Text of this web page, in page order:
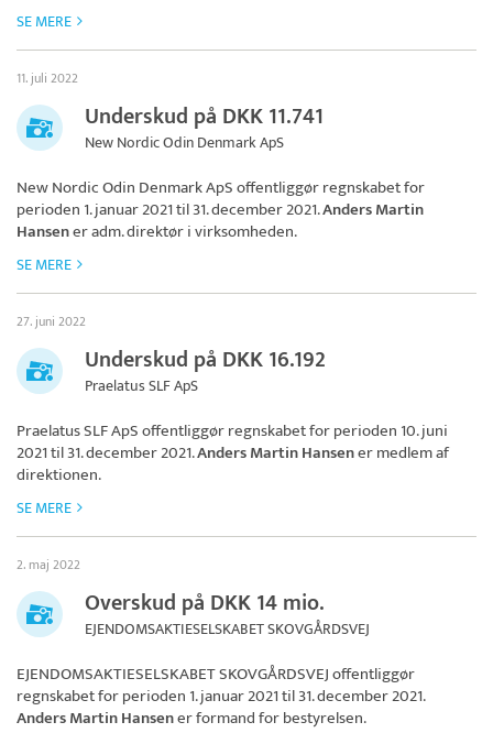
SE MERE
11. juli 2022
Underskud på DKK 11.741
New Nordic Odin Denmark ApS
New Nordic Odin Denmark ApSoffentliggør regnskabet for
perioden 1. januar 2021 til 31. december 2021.Anders Martin
Hansener adm. direktør i virksomheden.
SE MERE
27. juni 2022
Underskud på DKK 16.192
Praelatus SLF ApS
Praelatus SLF ApSoffentliggør regnskabet for perioden 10. juni
2021 til 31. december 2021.Anders Martin Hansener medlem af
direktionen.
SE MERE
2. maj 2022
Overskud på DKK 14 mio.
EJENDOMSAKTIESELSKABET SKOVGÅRDSVEJ
EJENDOMSAKTIESELSKABET SKOVGÅRDSVEJoffentliggør
regnskabet for perioden 1. januar 2021 til 31. december 2021.
Anders Martin Hansener formand for bestyrelsen.